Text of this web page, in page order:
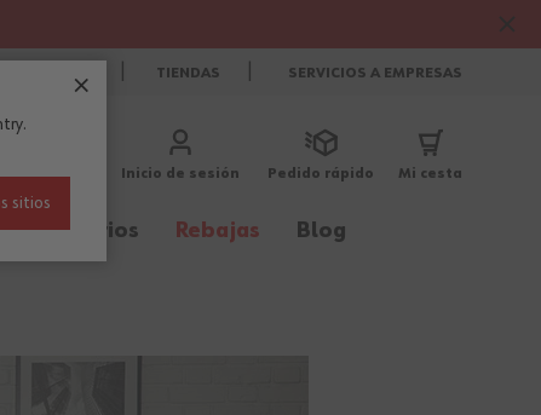
TIENDAS SERVICIOS A EMPRESAS
Mi cesta
Inicio de sesión Pedido rápido
Accesorios Rebajas Blog
sitios